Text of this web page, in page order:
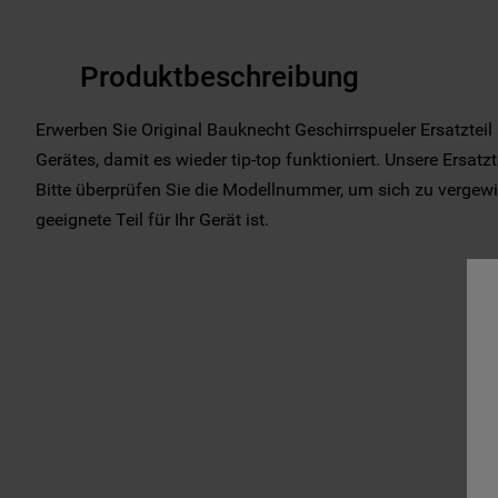
Produktbeschreibung
Erwerben Sie Original Bauknecht Geschirrspueler
Gerätes, damit es wieder tip-top funktioniert. Unsere
Bitte überprüfen Sie die Modellnummer, um sich zu
geeignete Teil für Ihr Gerät ist.